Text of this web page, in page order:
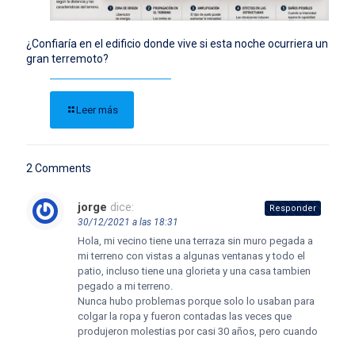
¿Confiaría en el edificio donde vive si esta noche ocurriera un
gran terremoto?
Leer más
2 Comments
jorge dice:
30/12/2021 a las 18:31
Hola, mi vecino tiene una terraza sin muro pegada a
mi terreno con vistas a algunas ventanas y todo el
patio, incluso tiene una glorieta y una casa tambien
pegado a mi terreno.
Nunca hubo problemas porque solo lo usaban para
colgar la ropa y fueron contadas las veces que
produjeron molestias por casi 30 años, pero cuando
Responder